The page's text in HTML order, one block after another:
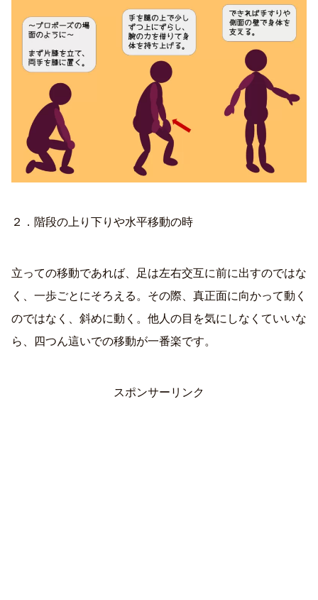
２．階段の上り下りや水平移動の時
立っての移動であれば、足は左右交互に前に出すのではな
く、一歩ごとにそろえる。その際、真正面に向かって動く
のではなく、斜めに動く。他人の目を気にしなくていいな
ら、四つん這いでの移動が一番楽です。
スポンサーリンク